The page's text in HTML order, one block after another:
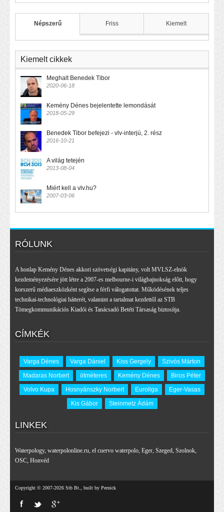
Népszerű Friss Kiemelt
Kiemelt cikkek
Meghalt Benedek Tibor
2020-06-18
Kemény Dénes bejelentette lemondását
2018-05-29
Benedek Tibor befejezi - vlv-interjú, 2. rész
2016-10-21
A világ tetején
2013-08-04
Miért kell a vlv.hu?
2007-03-06
RÓLUNK
A honlap Kemény Dénes akkori szövetségi kapitány, volt MVLSZ-elnök
kezdeményezésére jött létre a 2007-es melbourne-i világbajnokság előtt, hogy
korszerű médiaeszközként segítse a férfi válogatottat. Működésének teljes
technikai-technológiai hátterét, valamint a tartalmat kezdettől az STB
Tömegkommunikációs Kiadói és Tanácsadó Betéti Társaság biztosítja.
CÍMKÉK
Varga Dénes Varga Dániel Kiss Gergely
Szivós Márton
Madaras Norbert
ötméteres Kemény Dénes
Biros Péter
Volvo Kupa
Hosnyánszky Norbert Euroliga
Eger-Vasas
Kis Gábor
Steinmetz Ádám
LINKEK
Waterpology, waterpolonline.ru, el cuervo waterpolo, Eger, Szeged, Szolnok,
OSC, Honvéd
Copyright © 2007-2026 Stb Bt., built by Pernick